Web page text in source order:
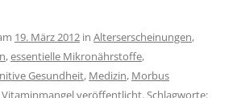
19. März 2012 in Alterserscheinungen,
,essentielle Mikronährstoffe,
Gesundheit, Medizin, Morbus